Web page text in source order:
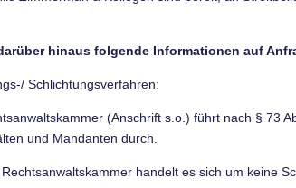
hinaus folgende Informationen auf
Schlichtungsverfahren:
(Anschrift s.o.) führt nach § 73
und Mandanten durch.
handelt es sich um keine